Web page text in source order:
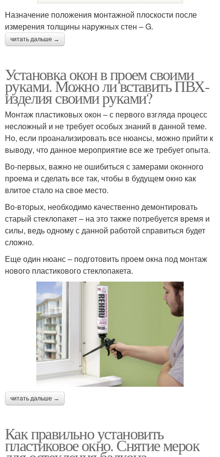
Назначение положения монтажной плоскости после
измерения толщины наружных стен – G.
читать дальше →
Установка окон в проем своими
руками. Можно ли вставить ПВХ-
изделия своими руками?
Монтаж пластиковых окон – с первого взгляда процесс
несложный и не требует особых знаний в данной теме.
Но, если проанализировать все нюансы, можно прийти к
выводу, что данное мероприятие все же требует опыта.
Во-первых, важно не ошибиться с замерами оконного
проема и сделать все так, чтобы в будущем окно как
влитое стало на свое место.
Во-вторых, необходимо качественно демонтировать
старый стеклопакет – на это также потребуется время и
силы, ведь одному с данной работой справиться будет
сложно.
Еще один нюанс – подготовить проем окна под монтаж
нового пластикового стеклопакета.
читать дальше →
Как правильно установить
пластиковое окно. Снятие мерок